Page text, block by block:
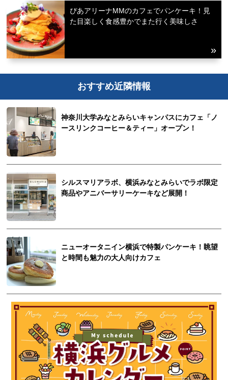
ぴあアリーナMMのカフェでパンケーキ！見
た目楽しく食感豊かでまた行く美味しさ
おすすめ近隣情報
神奈川大学みなとみらいキャンパスにカフェ「ノ
ースリンクコーヒー＆ティー」オープン！
シルスマリアラボ、横浜みなとみらいでラボ限定
商品やアニバーサリーケーキなど展開！
ニューオータニイン横浜で特製パンケーキ！眺望
と時間も魅力の大人向けカフェ